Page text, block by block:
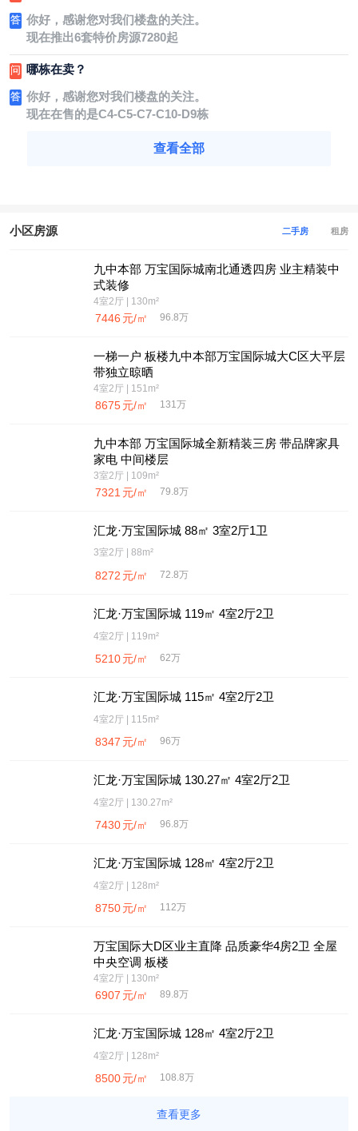
答 你好，感谢您对我们楼盘的关注。
现在推出6套特价房源7280起
问 哪栋在卖？
答 你好，感谢您对我们楼盘的关注。
现在在售的是C4-C5-C7-C10-D9栋
查看全部
小区房源 租房
二手房
九中本部 万宝国际城南北通透四房 业主精装中
式装修
4室2厅 | 130m²
7446 元/㎡ 96.8万
一梯一户 板楼九中本部万宝国际城大C区大平层
带独立晾晒
4室2厅 | 151m²
8675 元/㎡ 131万
九中本部 万宝国际城全新精装三房 带品牌家具
家电 中间楼层
3室2厅 | 109m²
7321 元/㎡ 79.8万
汇龙·万宝国际城 88㎡ 3室2厅1卫
3室2厅 | 88m²
8272 元/㎡ 72.8万
汇龙·万宝国际城 119㎡ 4室2厅2卫
4室2厅 | 119m²
5210 元/㎡ 62万
汇龙·万宝国际城 115㎡ 4室2厅2卫
4室2厅 | 115m²
8347 元/㎡ 96万
汇龙·万宝国际城 130.27㎡ 4室2厅2卫
4室2厅 | 130.27m²
7430 元/㎡ 96.8万
汇龙·万宝国际城 128㎡ 4室2厅2卫
4室2厅 | 128m²
8750 元/㎡ 112万
万宝国际大D区业主直降 品质豪华4房2卫 全屋
中央空调 板楼
4室2厅 | 130m²
6907 元/㎡ 89.8万
汇龙·万宝国际城 128㎡ 4室2厅2卫
4室2厅 | 128m²
8500 元/㎡ 108.8万
查看更多